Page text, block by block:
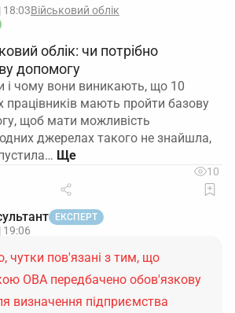
18:03Військовий облік
облік: чи потрібно
допомогу
і чому вони виникають, що 10
працівників мають пройти базову
щоб мати можливість
джерелах такого не знайшла,
10
ЕКСПЕРТ
19:06
чутки пов'язані з тим, що
ОВА передбачено обов'язкову
визначення підприємства